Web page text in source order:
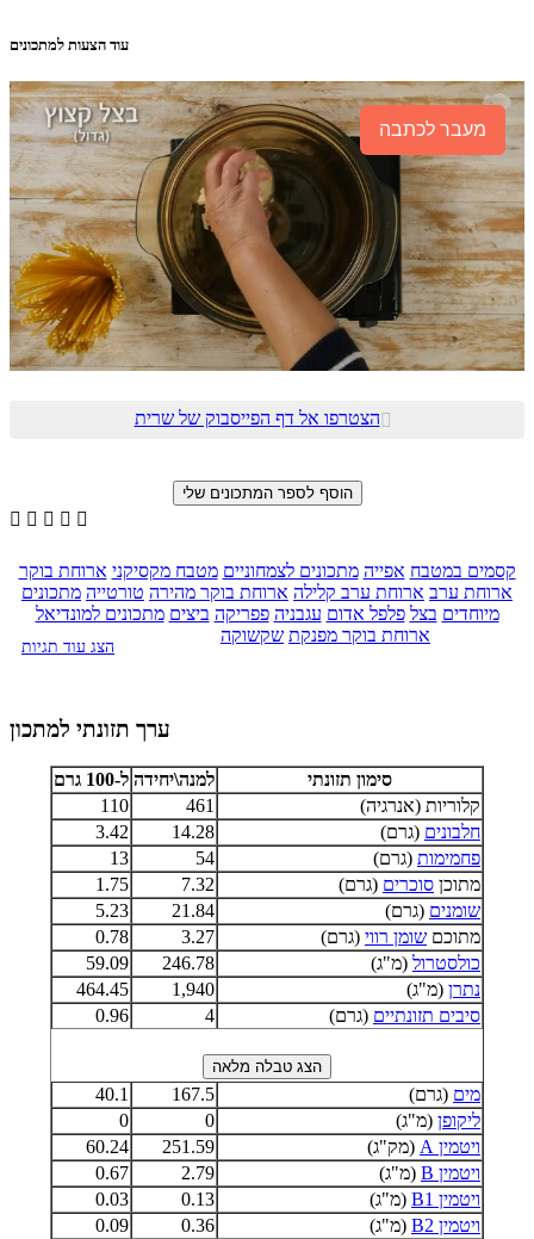
עוד הצעות למתכונים
מעבר לכתבה
הצטרפו אל דף הפייסבוק של שרית
    
קסמים במטבח אפייה מתכונים לצמחוניים מטבח מקסיקני ארוחת בוקר
ארוחת ערב ארוחת ערב קלילה ארוחת בוקר מהירה טורטייה מתכונים
מיוחדים בצל פלפל אדום עגבניה פפריקה ביצים מתכונים למונדיאל
ארוחת בוקר מפנקת שקשוקה
הצג עוד תגיות
ערך תזונתי למתכון
סימון תזונתי למנה\יחידה ל-100 גרם
קלוריות (אנרגיה)
461
110
חלבונים (גרם) 14.28
3.42
פחמימות (גרם) 54
13
מתוכן סוכרים (גרם) 7.32
1.75
שומנים (גרם) 21.84
5.23
מתוכם שומן רווי (גרם) 3.27
0.78
כולסטרול (מ"ג) 246.78
59.09
נתרן (מ"ג) 1,940
464.45
סיבים תזונתיים (גרם) 4
0.96
מים (גרם) 167.5
40.1
ליקופן (מ"ג) 0
0
ויטמין A
(מק"ג) 251.59
60.24
ויטמין B
(מ"ג) 2.79
0.67
ויטמין B1
(מ"ג) 0.13
0.03
ויטמין B2
(מ"ג) 0.36
0.09